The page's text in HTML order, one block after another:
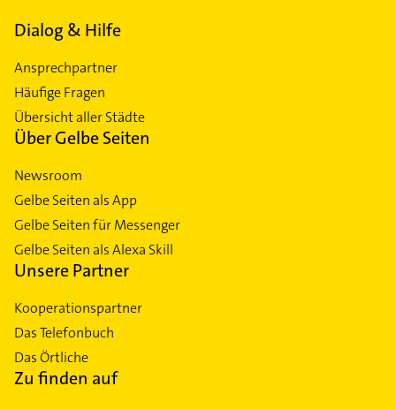
Dialog & Hilfe
Ansprechpartner
Häufige Fragen
Übersicht aller Städte
Über Gelbe Seiten
Newsroom
Gelbe Seiten als App
Gelbe Seiten für Messenger
Gelbe Seiten als Alexa Skill
Unsere Partner
Kooperationspartner
Das Telefonbuch
Das Örtliche
Zu finden auf